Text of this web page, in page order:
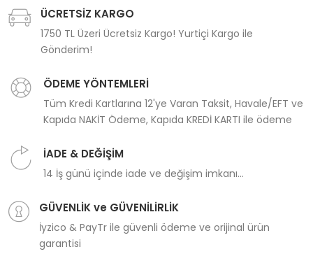
ÜCRETSİZ KARGO
1750 TL Üzeri Ücretsiz Kargo! Yurtiçi Kargo ile
Gönderim!
ÖDEME YÖNTEMLERİ
Tüm Kredi Kartlarına 12'ye Varan Taksit, Havale/EFT ve
Kapıda NAKİT Ödeme, Kapıda KREDİ KARTI ile ödeme
İADE & DEĞİŞİM
14 İş günü içinde iade ve değişim imkanı...
GÜVENLİK ve GÜVENİLİRLİK
İyzico & PayTr ile güvenli ödeme ve orijinal ürün
garantisi